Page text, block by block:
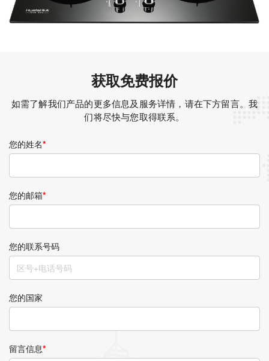
获取免费报价
如需了解我们产品的更多信息及服务详情，请在下方留言。我
们将尽快与您取得联系。
您的姓名*
您的邮箱*
您的联系号码
您的国家
留言信息*